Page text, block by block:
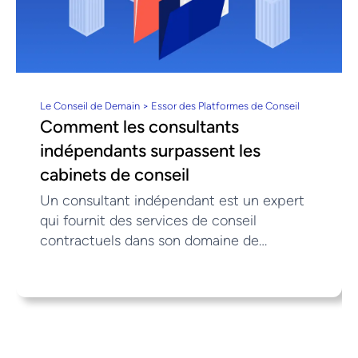
Le Conseil de Demain > Essor des Platformes de Conseil
Comment les consultants
indépendants surpassent les
cabinets de conseil
Un consultant indépendant est un expert
qui fournit des services de conseil
contractuels dans son domaine de
stratégiques, opérationnelles ou